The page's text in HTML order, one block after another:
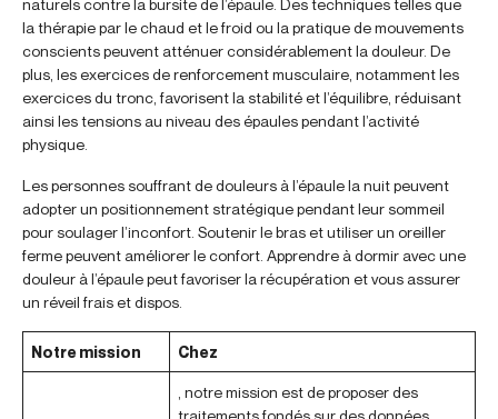
la thérapie par le chaud et le froid ou la pratique de mouvements
conscients peuvent atténuer considérablement la douleur. De
plus, les exercices de renforcement musculaire, notamment les
exercices du tronc, favorisent la stabilité et l’équilibre, réduisant
ainsi les tensions au niveau des épaules pendant l’activité
physique.
Les personnes souffrant de douleurs à l’épaule la nuit peuvent
adopter un positionnement stratégique pendant leur sommeil
pour soulager l’inconfort. Soutenir le bras et utiliser un oreiller
ferme peuvent améliorer le confort. Apprendre à dormir avec une
douleur à l’épaule peut favoriser la récupération et vous assurer
un réveil frais et dispos.
Notre mission Chez
, notre mission est de proposer des
traitements fondés sur des données